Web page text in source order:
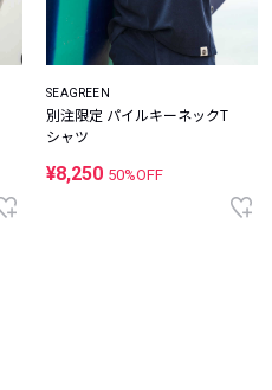
SEAGREEN
別注限定 パイルキーネックT
シャツ
¥8,250 50%OFF